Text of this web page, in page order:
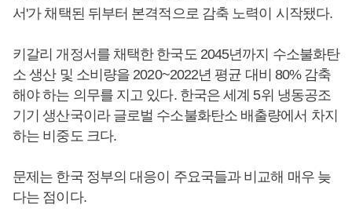
서'가 채택된 뒤부터 본격적으로 감축 노력이 시작됐다.
키갈리 개정서를 채택한 한국도 2045년까지 수소불화탄
소 생산 및 소비량을 2020~2022년 평균 대비 80% 감축
해야 하는 의무를 지고 있다. 한국은 세계 5위 냉동공조
기기 생산국이라 글로벌 수소불화탄소 배출량에서 차지
하는 비중도 크다.
문제는 한국 정부의 대응이 주요국들과 비교해 매우 늦
다는 점이다.